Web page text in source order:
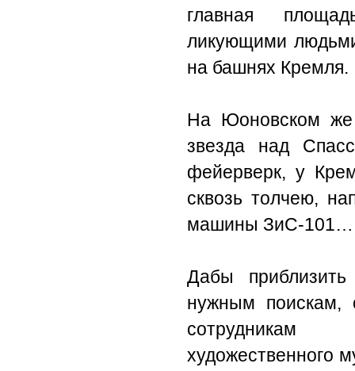
главная
ликующими
на башнях Кремля.
На Юоновском же
звезда над
фейерверк, у
сквозь толчею,
машины ЗиС-101…
Дабы
нужным поискам,
сотрудникам
художественного